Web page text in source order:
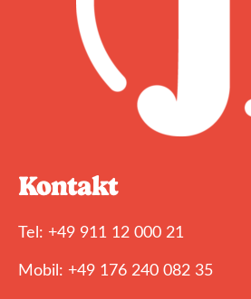
Kontakt
Tel: +49 911 12 000 21
Mobil: +49 176 240 082 35